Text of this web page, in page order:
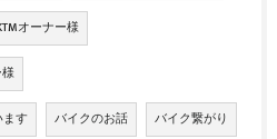
オーナー様
様
す バイクのお話 バイク繋がり